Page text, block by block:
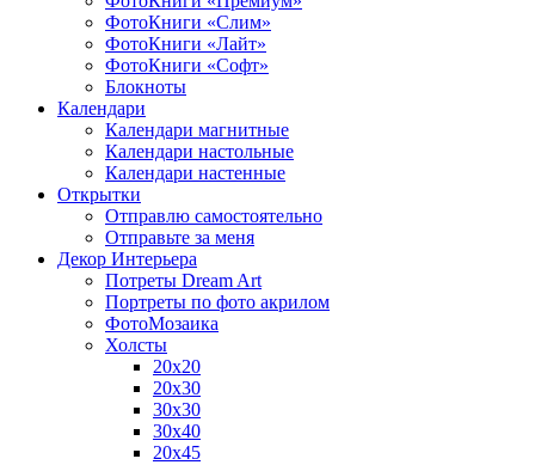
ФотоКниги «Слим»
ФотоКниги «Лайт»
ФотоКниги «Софт»
Блокноты
Календари
Календари магнитные
Календари настольные
Календари настенные
Открытки
Отправлю самостоятельно
Отправьте за меня
Декор Интерьера
Потреты Dream Art
Портреты по фото акрилом
ФотоМозаика
Холсты
20х20
20х30
30х30
30х40
20х45